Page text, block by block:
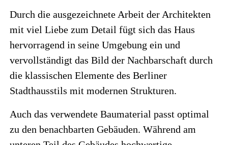
Durch die ausgezeichnete Arbeit der Architekten
mit viel Liebe zum Detail fügt sich das Haus
hervorragend in seine Umgebung ein und
vervollständigt das Bild der Nachbarschaft durch
die klassischen Elemente des Berliner
Stadthausstils mit modernen Strukturen.
Auch das verwendete Baumaterial passt optimal
zu den benachbarten Gebäuden. Während am